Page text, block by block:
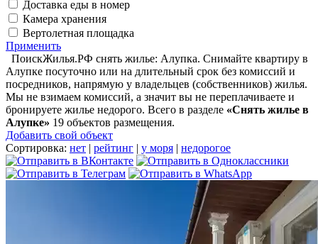
Доставка еды в номер
Камера хранения
Вертолетная площадка
Применить
ПоискЖилья.РФ снять жилье: Алупка. Снимайте квартиру в
Алупке посуточно или на длительный срок без комиссий и
посредников, напрямую у владельцев (собственников) жилья.
Мы не взимаем комиссий, а значит вы не переплачиваете и
бронируете жилье недорого. Всего в разделе «Снять жилье в
Алупке» 19 объектов размещения.
Добавить свой объект
Сортировка: нет | рейтинг | у моря | недорогое